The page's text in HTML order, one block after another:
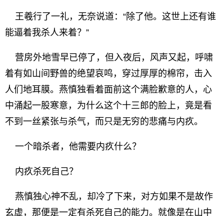
王羲行了一礼，无奈说道：“除了他。这世上还有谁
能逼着我杀人来着？”
营房外地雪早已停了，但入夜后，风声又起，呼啸
着有如山间野兽的绝望哀鸣，穿过厚厚的棉帘，击入
人们地耳膜。燕慎独看着面前这个满脸歉意的人，心
中涌起一股寒意，为什么这个十三郎的脸上，竟是看
不到一丝紧张与杀气，而只是无穷的悲痛与内疚。
一个暗杀者，他需要内疚什么？
内疚杀死自己？
燕慎独心神不乱，却冷了下来，对方如果不是故作
玄虚，那便是一定有杀死自己的能力。就像是在山中